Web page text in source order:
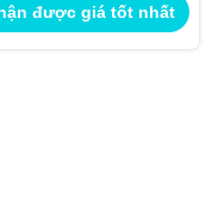
tường ngoại thất
được giá tốt nhất